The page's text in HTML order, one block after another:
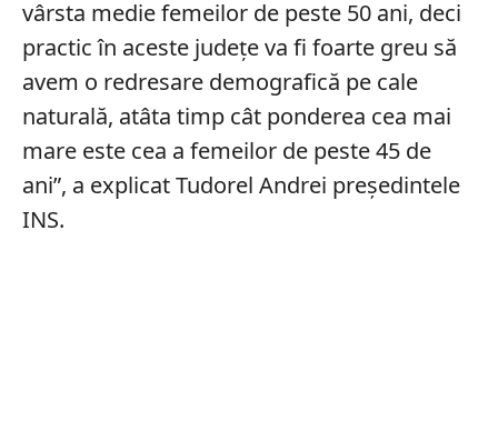
vârsta medie femeilor de peste 50 ani, deci
practic în aceste județe va fi foarte greu să
avem o redresare demografică pe cale
naturală, atâta timp cât ponderea cea mai
mare este cea a femeilor de peste 45 de
ani”, a explicat Tudorel Andrei preşedintele
INS.